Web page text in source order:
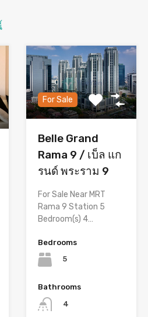
For Sale
Belle Grand
Rama 9 / เบ็ล แก
รนด์ พระราม 9
For Sale Near MRT
Rama 9 Station 5
Bedroom(s) 4…
Bedrooms
5
Bathrooms
4